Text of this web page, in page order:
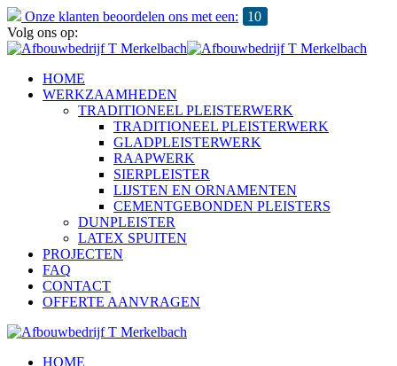
Onze klanten beoordelen ons met een:
10
Volg ons op:
HOME
WERKZAAMHEDEN
TRADITIONEEL PLEISTERWERK
TRADITIONEEL PLEISTERWERK
GLADPLEISTERWERK
RAAPWERK
SIERPLEISTER
LIJSTEN EN ORNAMENTEN
CEMENTGEBONDEN PLEISTERS
DUNPLEISTER
LATEX SPUITEN
PROJECTEN
FAQ
CONTACT
OFFERTE AANVRAGEN
HOME